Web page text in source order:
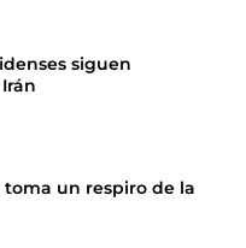
siguen
un respiro de la